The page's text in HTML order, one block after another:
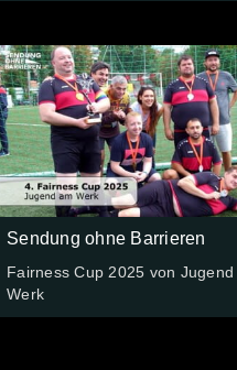
Sendung ohne Barrieren
Fairness Cup 2025 von Jugend
Werk